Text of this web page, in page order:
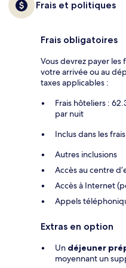
Frais et politiques
Frais obligatoires
Vous devrez payer les
votre arrivée ou au
taxes applicables :
Frais hôteliers :
par nuit
Inclus dans les
Autres inclusions
Accès au centre
Accès à Internet
Appels
Extras en option
Un déjeuner
moyennant un